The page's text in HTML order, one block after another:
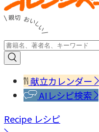
献立カレンダー
AIレシピ検索
Recipe レシピ